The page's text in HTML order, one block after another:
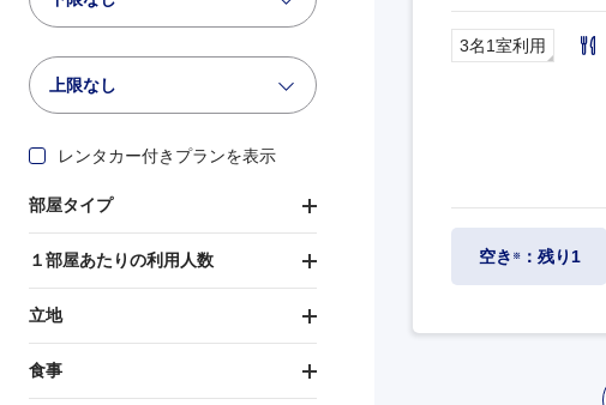
上限なし
レンタカー付きプランを表示
部屋タイプ
１部屋あたりの利用人数
立地
食事
3名1室利用
空き ※：残り1